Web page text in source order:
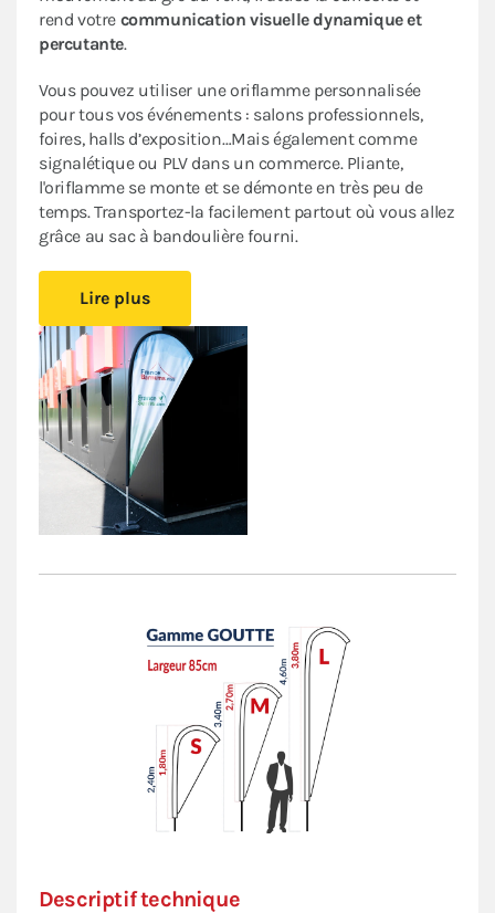
rend votre communication visuelle dynamique et
percutante.
Vous pouvez utiliser une oriflamme personnalisée
pour tous vos événements : salons professionnels,
foires, halls d’exposition…Mais également comme
signalétique ou PLV dans un commerce. Pliante,
l'oriflamme se monte et se démonte en très peu de
temps. Transportez-la facilement partout où vous allez
grâce au sac à bandoulière fourni.
Nous imprimons votre oriflamme publicitaire selon
votre besoin, en personnalisant
un tissu mesh (maille polyester) résistant au vent.
Originale et tendance
démarque par sa forme en goutte d'eau. Sa prise au
vent est réduite, il n'y a pas de bord libre qui bat au
vent. Votre message reste ainsi lisible tout le temps.
L'impact publicitaire est d'autant plus fort auprès du
public. Cette gamme est proposée en trois tailles pour
tous nos modèles ici.
Lire plus
Descriptif technique